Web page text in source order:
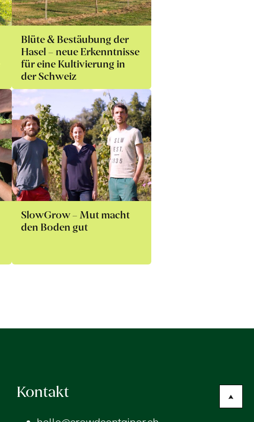
Blüte & Bestäubung der
Hasel – neue Erkenntnisse
für eine Kultivierung in
der Schweiz
SlowGrow – Mut macht
den Boden gut
Kontakt